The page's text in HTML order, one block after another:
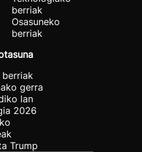
berriak
Osasuneko
berriak
gerra
lan
2026
Trump